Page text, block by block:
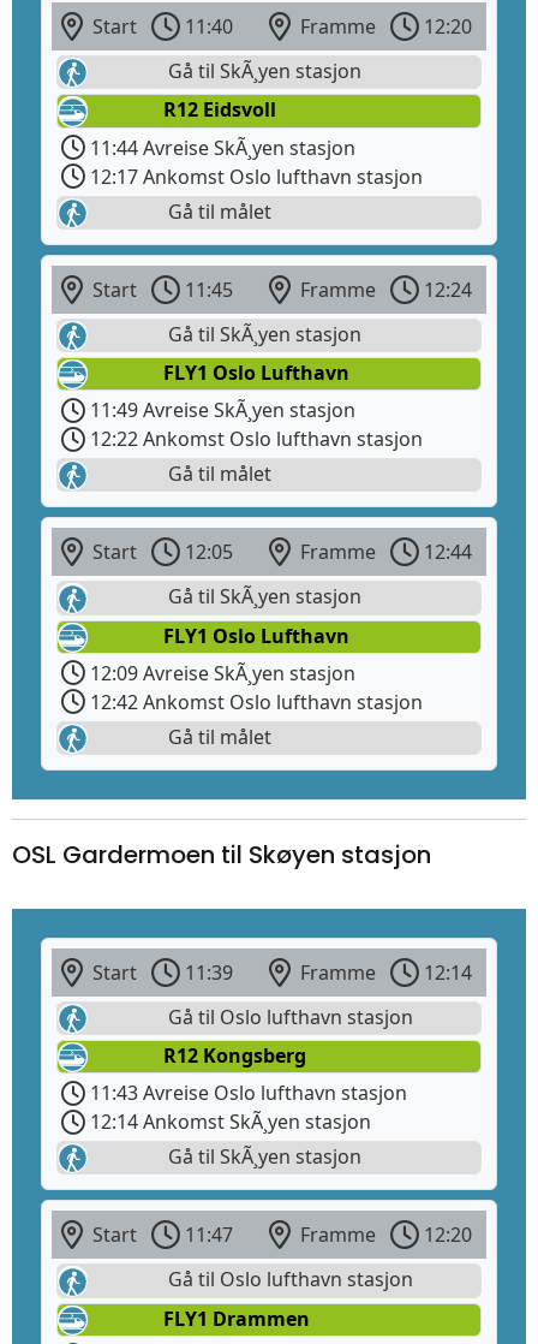
Start 11:40 Framme
12:20
Gå til SkÃ¸yen stasjon
R12 Eidsvoll
11:44 Avreise SkÃ¸yen stasjon
12:17 Ankomst Oslo lufthavn stasjon
Gå til målet
Start 11:45 Framme
12:24
Gå til SkÃ¸yen stasjon
FLY1 Oslo Lufthavn
11:49 Avreise SkÃ¸yen stasjon
12:22 Ankomst Oslo lufthavn stasjon
Gå til målet
Start 12:05 Framme
12:44
Gå til SkÃ¸yen stasjon
FLY1 Oslo Lufthavn
12:09 Avreise SkÃ¸yen stasjon
12:42 Ankomst Oslo lufthavn stasjon
Gå til målet
OSL Gardermoen til Skøyen stasjon
Start 11:39 Framme
12:14
Gå til Oslo lufthavn stasjon
R12 Kongsberg
11:43 Avreise Oslo lufthavn stasjon
12:14 Ankomst SkÃ¸yen stasjon
Gå til SkÃ¸yen stasjon
Start 11:47 Framme
12:20
Gå til Oslo lufthavn stasjon
FLY1 Drammen